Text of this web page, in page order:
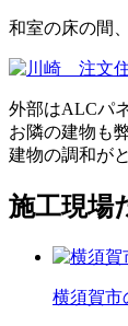
和室の床の間
外部はALCパ
お隣の建物も
建物の調和が
施工現場
横須賀